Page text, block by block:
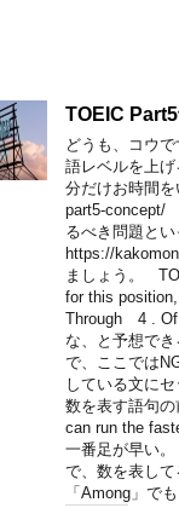
TOEIC
どうも、コウ
語レベルを上
分だけお時間
part5-concept/
るべき問題と
https://
ましょう。
for this
Through 4 . Of
な、と予想で
で、ここでは
している文に
数を表す語句
can run the
一番足が早い
で、数を表し
「Among」